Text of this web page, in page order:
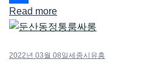
Share
Read more
2022년 03월 08일 세종시유흥